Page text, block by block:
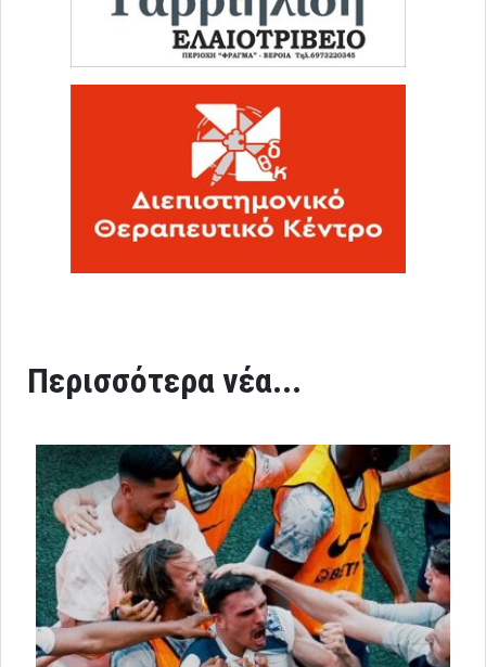
Περισσότερα νέα...